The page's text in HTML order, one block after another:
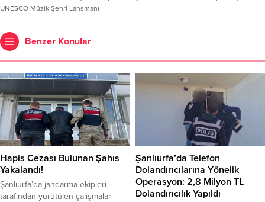
UNESCO Müzik Şehri Lansmanı
Benzer Konular
Hapis Cezası Bulunan Şahıs
Yakalandı!
Şanlıurfa’da jandarma ekipleri
tarafından yürütülen çalışmalar
Şanlıurfa’da Telefon
Dolandırıcılarına Yönelik
Operasyon: 2,8 Milyon TL
Dolandırıcılık Yapıldı